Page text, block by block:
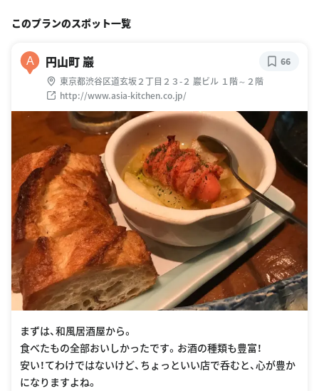
このプランのスポット一覧
A 円山町 巖
東京都渋谷区道玄坂２丁目２３-２ 巖ビル １階～２階
http://www.asia-kitchen.co.jp/
66
まずは、和風居酒屋から。
食べたもの全部おいしかったです。お酒の種類も豊富！
安い！てわけではないけど、ちょっといい店で呑むと、心が豊か
になりますよね。